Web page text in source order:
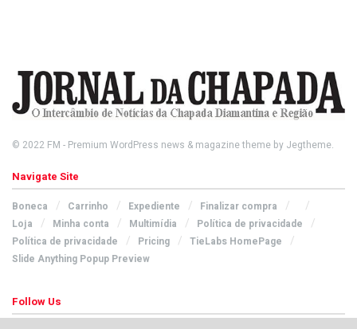
© 2022 FM - Premium WordPress news & magazine theme by Jegtheme.
Navigate Site
Boneca Carrinho Expediente
Finalizar compra
Loja
Minha conta Multimídia
Política de privacidade
Política de privacidade
Pricing
TieLabs HomePage
Slide Anything Popup Preview
Follow Us